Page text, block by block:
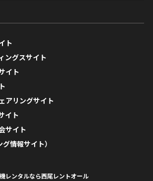
ト
ングスサイト
イト
アリングサイト
イト
サイト
情報サイト）
レンタルなら西尾レントオール